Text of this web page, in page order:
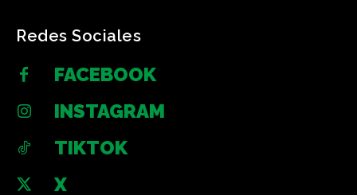
Redes Sociales
FACEBOOK
INSTAGRAM
TIKTOK
X